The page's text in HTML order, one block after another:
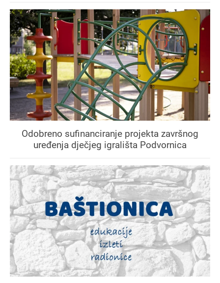
Odobreno sufinanciranje projekta završnog
uređenja dječjeg igrališta Podvornica